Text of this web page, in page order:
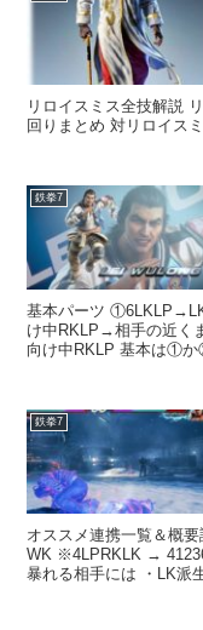
リロイスミス全技解説 リロイスミスコンボまとめ リロイスミス立ち
回りまとめ 対リ
鉄拳7
基本パーツ ①6LKLP→LK4→妃睡鳥
け中RKLP→相手の近くまでダッ
向け中RKLP 基本は①か②を使用。 ③は浮きが低い始動技専用。 ①
鉄拳7
オススメ連携一覧＆概
WK ※4LPRKLK → 41236WP